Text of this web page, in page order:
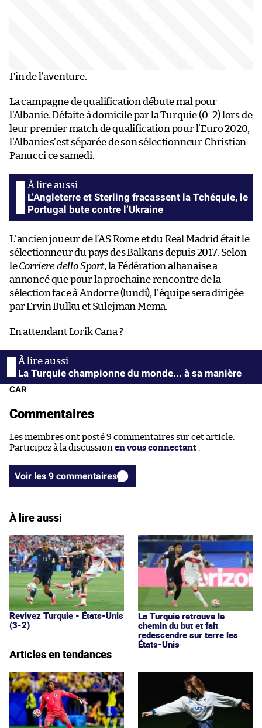
Fin de l’aventure.
La campagne de qualification débute mal pour
l’Albanie. Défaite à domicile par la Turquie (0-2) lors de
leur premier match de qualification pour l’Euro 2020,
l’Albanie s’est séparée de son sélectionneur Christian
Panucci ce samedi.
L’Angleterre et Sterling fracassent la Tchéquie, le
Portugal bute contre l’Ukraine
L’ancien joueur de l’AS Rome et du Real Madrid était le
sélectionneur du pays des Balkans depuis 2017. Selon
leCorriere dello Sport, la Fédération albanaise a
annoncé que pour la prochaine rencontre de la
sélection face à Andorre (lundi), l’équipe sera dirigée
par Ervin Bulku et Sulejman Mema.
En attendant Lorik Cana ?
La Turquie championne du monde... à sa manière
CAR
Commentaires
Les membres ont posté 9 commentaires sur cet article.
Participez à la discussion en vous connectant
Voir les 9 commentaires
À lire aussi
Revivez Turquie - États-Unis
(3-2)
La Turquie retrouve le
chemin du but et fait
redescendre sur terre les
États-Unis
Articles en tendances